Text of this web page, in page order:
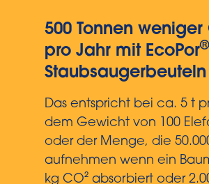
500 Tonnen weniger
pro Jahr mit EcoPor®
Staubsaugerbeuteln
Das entspricht bei ca. 5 t
dem Gewicht von 100
oder der Menge, die
aufnehmen wenn ein
kg CO² absorbiert oder